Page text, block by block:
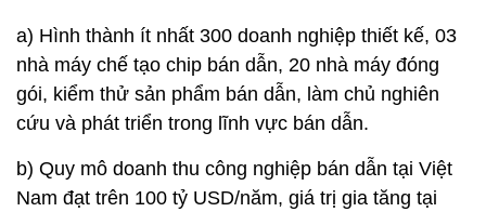
a) Hình thành ít nhất 300 doanh nghiệp thiết kế, 03
nhà máy chế tạo chip bán dẫn, 20 nhà máy đóng
gói, kiểm thử sản phẩm bán dẫn, làm chủ nghiên
cứu và phát triển trong lĩnh vực bán dẫn.
b) Quy mô doanh thu công nghiệp bán dẫn tại Việt
Nam đạt trên 100 tỷ USD/năm, giá trị gia tăng tại